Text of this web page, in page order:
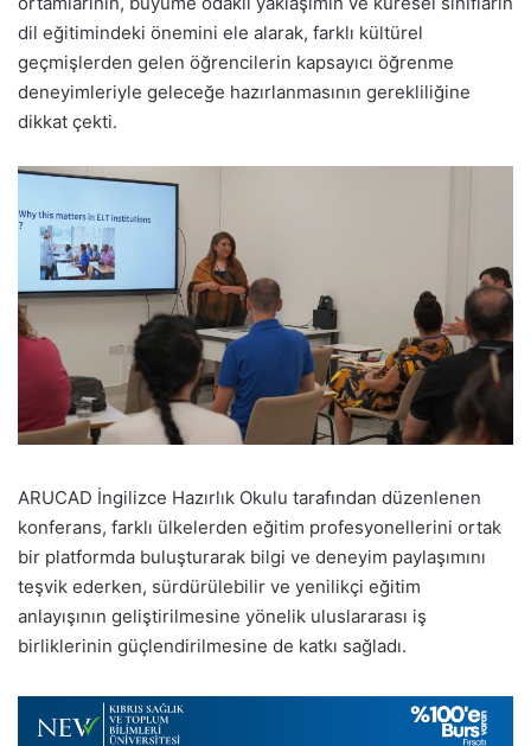
dil eğitimindeki önemini ele alarak, farklı kültürel
geçmişlerden gelen öğrencilerin kapsayıcı öğrenme
deneyimleriyle geleceğe hazırlanmasının gerekliliğine
dikkat çekti.
ARUCAD İngilizce Hazırlık Okulu tarafından düzenlenen
konferans, farklı ülkelerden eğitim profesyonellerini ortak
bir platformda buluşturarak bilgi ve deneyim paylaşımını
teşvik ederken, sürdürülebilir ve yenilikçi eğitim
anlayışının geliştirilmesine yönelik uluslararası iş
birliklerinin güçlendirilmesine de katkı sağladı.